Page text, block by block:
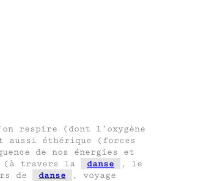
respire (dont l’oxygène
aussi éthérique (forces
de nos énergies et
(à travers la danse
, le
de danse
, voyage